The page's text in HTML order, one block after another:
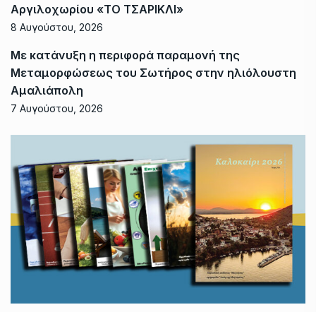
Αργιλοχωρίου «ΤΟ ΤΣΑΡΙΚΛΙ»
8 Αυγούστου, 2026
Με κατάνυξη η περιφορά παραμονή της
Μεταμορφώσεως του Σωτήρος στην ηλιόλουστη
Αμαλιάπολη
7 Αυγούστου, 2026